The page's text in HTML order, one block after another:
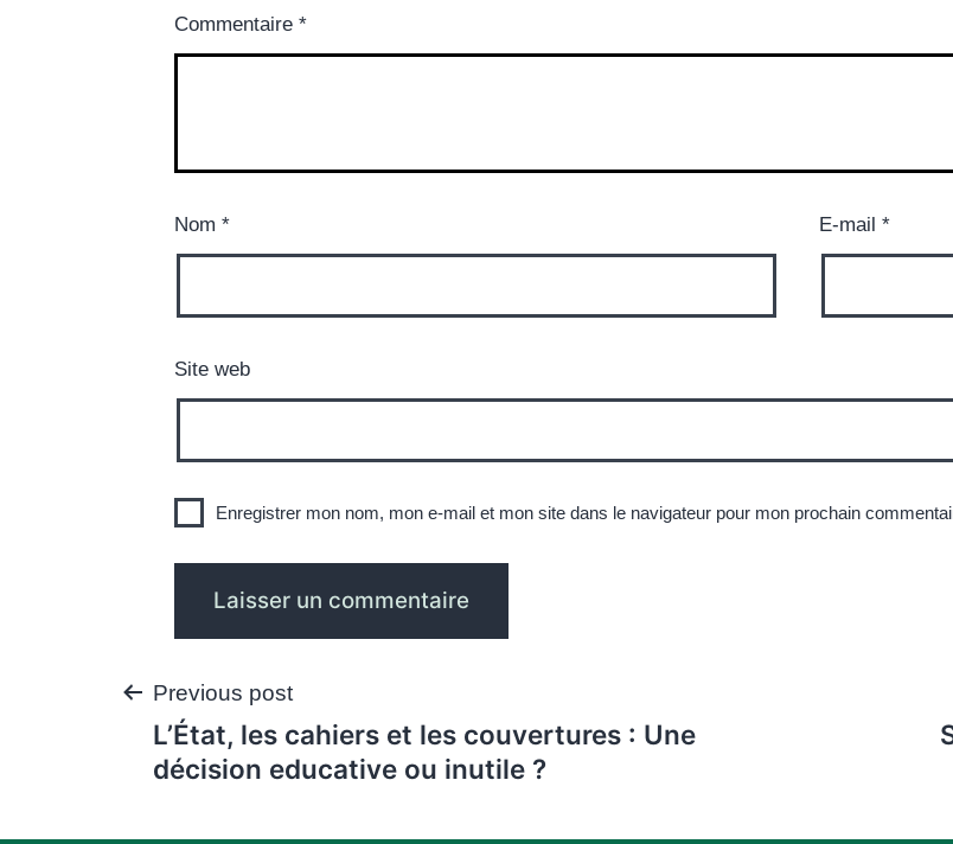
Commentaire *
Nom * E-mail *
Site web
Enregistrer mon nom, mon e-mail et mon site dans le navigateur pour mon prochain
Navigation
de
Previous post
L’État, les cahiers et les couvertures : Une
décision educative ou inutile ?